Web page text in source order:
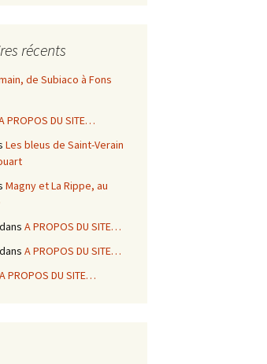
récents
de Subiaco à Fons
PROPOS DU SITE…
Les bleus de Saint-Verain
Magny et La Rippe, au
dans A PROPOS DU SITE…
dans A PROPOS DU SITE…
A PROPOS DU SITE…